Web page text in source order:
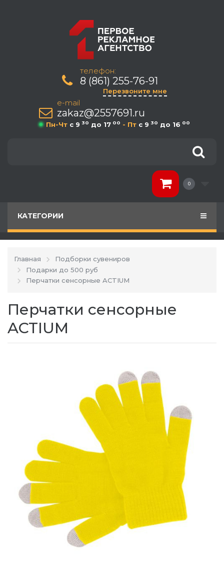
телефон:
8 (861) 255-76-91
Перезвоните мне
e-mail
zakaz@2557691.ru
Пн-Чт c 9 30 до 17 00 - Пт c 9 30 до 16 00
0
КАТЕГОРИИ
Главная
Подборки сувениров
Подарки до 500 руб
Перчатки сенсорные ACTIUM
Перчатки сенсорные
ACTIUM